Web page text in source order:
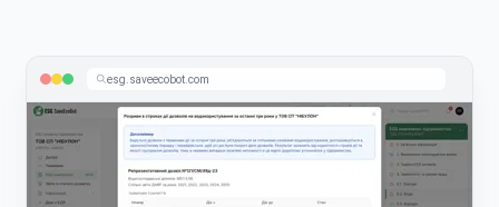
esg.saveecobot.com